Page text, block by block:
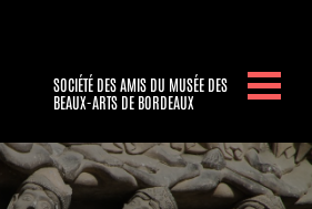
SOCIÉTÉ DES AMIS DU MUSÉE DES
BEAUX-ARTS DE BORDEAUX